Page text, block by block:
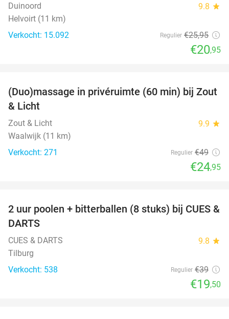
Duinoord 9.8 star
Helvoirt (11 km)
Verkocht: 15.092
Regulier €25,95
€20,95
49%
(Duo)massage in privéruimte (60 min) bij Zout
& Licht
Zout & Licht 9.9 star
Waalwijk (11 km)
Verkocht: 271
Regulier €49
€24,95
50%
2 uur poolen + bitterballen (8 stuks) bij CUES &
DARTS
CUES & DARTS 9.8 star
Tilburg
Verkocht: 538
Regulier €39
€19,50